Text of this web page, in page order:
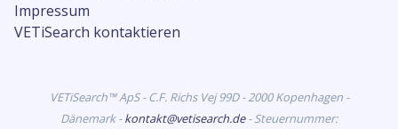
Impressum
VETiSearch kontaktieren
VETiSearch™ ApS - C.F. Richs Vej 99D - 2000 Kopenhagen -
Dänemark -kontakt@vetisearch.de- Steuernummer: